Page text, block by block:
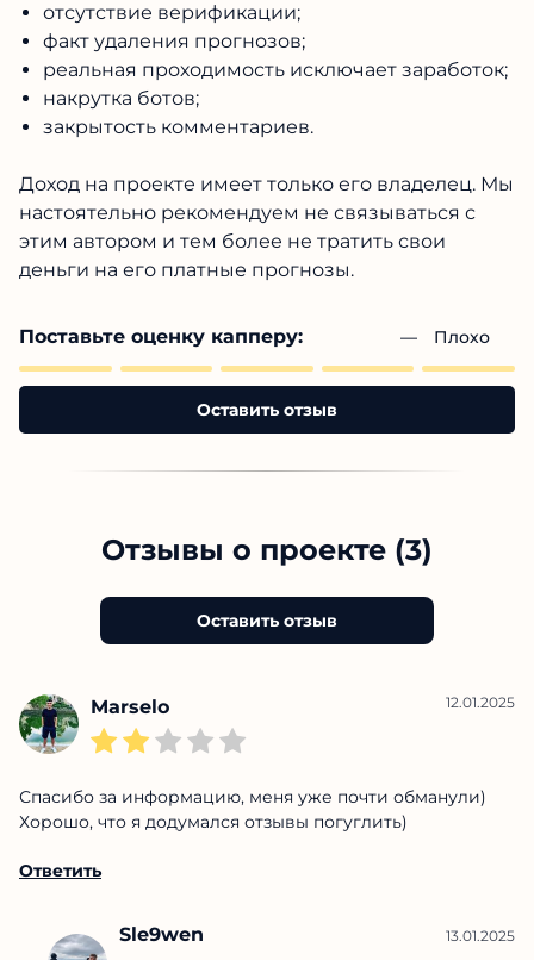
отсутствие верификации;
факт удаления прогнозов;
реальная проходимость исключает заработок;
накрутка ботов;
закрытость комментариев.
Доход на проекте имеет только его владелец. Мы
настоятельно рекомендуем не связываться с
этим автором и тем более не тратить свои
деньги на его платные прогнозы.
Поставьте оценку капперу: — Плохо
Оставить отзыв
Отзывы о проекте (3)
Оставить отзыв
Marselo 12.01.2025
Спасибо за информацию, меня уже почти обманули)
Хорошо, что я додумался отзывы погуглить)
Ответить
Sle9wen 13.01.2025